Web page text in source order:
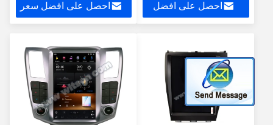
سياراتاحصل على افضل
احصل على افضل سعر